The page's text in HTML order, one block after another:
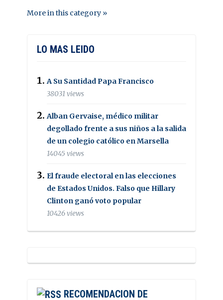
More in this category »
LO MAS LEIDO
A Su Santidad Papa Francisco
38031 views
Alban Gervaise, médico militar
degollado frente a sus niños a la salida
de un colegio católico en Marsella
14045 views
El fraude electoral en las elecciones
de Estados Unidos. Falso que Hillary
Clinton ganó voto popular
10426 views
RECOMENDACION DE